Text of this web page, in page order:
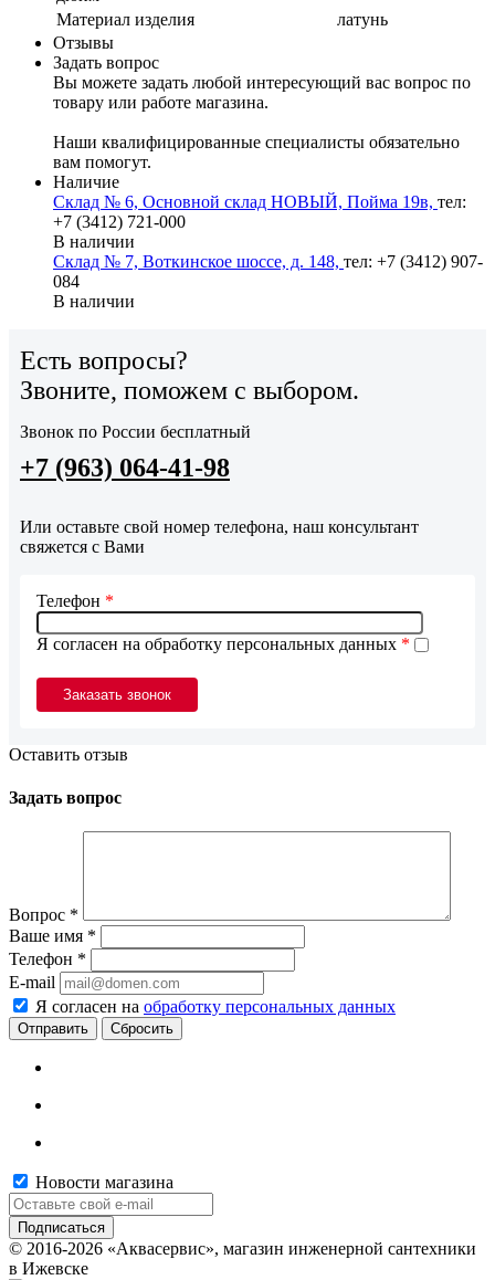
Материал изделия
латунь
Отзывы
Задать вопрос
Вы можете задать любой интересующий вас вопрос по
товару или работе магазина.
Наши квалифицированные специалисты обязательно
вам помогут.
Наличие
Склад № 6, Основной склад НОВЫЙ, Пойма 19в, тел:
+7 (3412) 721-000
В наличии
Склад № 7, Воткинское шоссе, д. 148, тел: +7 (3412) 907-
084
В наличии
Есть вопросы?
Звоните, поможем с выбором.
Звонок по России бесплатный
+7 (963) 064-41-98
Или оставьте свой номер телефона, наш консультант
свяжется с Вами
Я согласен на обработку персональных данных *
Телефон *
Оставить отзыв
Задать вопрос
Вопрос *
Ваше имя *
Телефон *
E-mail
Я согласен на обработку персональных данных
Сбросить
Новости магазина
© 2016-2026 «Аквасервис», магазин инженерной сантехники
в Ижевске